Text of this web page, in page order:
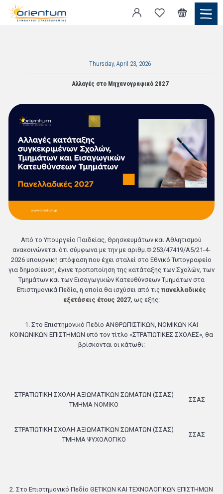
Thursday, April 23, 2026
Αλλαγές στο Μηχανογραφικό 2027
Από το Υπουργείο Παιδείας, Θρησκευμάτων και Αθλητισμού
ανακοινώνεται ότι σύμφωνα με την με αριθμ.Φ.253/47419/Α5/21-4-
2026 υπουργική απόφαση που έχει σταλεί στο Εθνικό Τυπογραφείο
για δημοσίευση, έγινε τροποποίηση της κατάταξης των Σχολών, των
Τμημάτων και των Εισαγωγικών Κατευθύνσεων Τμημάτων στα
Επιστημονικά Πεδία, η οποία θα ισχύσει από τις πανελλαδικές
εξετάσεις έτους 2027, ως εξής:
1. Στο Επιστημονικό Πεδίο ΑΝΘΡΩΠΙΣΤΙΚΩΝ, ΝΟΜΙΚΩΝ ΚΑΙ
ΚΟΙΝΩΝΙΚΩΝ ΕΠΙΣΤΗΜΩΝ υπό τον τίτλο «ΣΤΡΑΤΙΩΤΙΚΕΣ ΣΧΟΛΕΣ», θα
βρίσκονται οι κάτωθι:
ΣΤΡΑΤΙΩΤΙΚΗ ΣΧΟΛΗ ΑΞΙΩΜΑΤΙΚΩΝ ΣΩΜΑΤΩΝ (ΣΣΑΣ)
ΤΜΗΜΑ ΝΟΜΙΚΟ
ΣΣΑΣ
ΣΤΡΑΤΙΩΤΙΚΗ ΣΧΟΛΗ ΑΞΙΩΜΑΤΙΚΩΝ ΣΩΜΑΤΩΝ (ΣΣΑΣ)
ΤΜΗΜΑ ΨΥΧΟΛΟΓΙΚΟ
ΣΣΑΣ
2. Στο Επιστημονικό Πεδίο ΘΕΤΙΚΩΝ ΚΑΙ ΤΕΧΝΟΛΟΓΙΚΩΝ ΕΠΙΣΤΗΜΩΝ